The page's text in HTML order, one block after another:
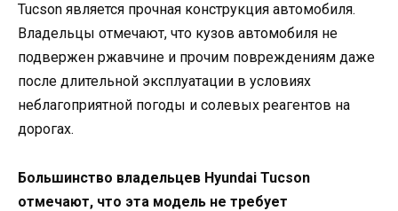
Tucson является прочная конструкция автомобиля.
Владельцы отмечают, что кузов автомобиля не
подвержен ржавчине и прочим повреждениям даже
после длительной эксплуатации в условиях
неблагоприятной погоды и солевых реагентов на
дорогах.
Большинство владельцев Hyundai Tucson
отмечают, что эта модель не требует